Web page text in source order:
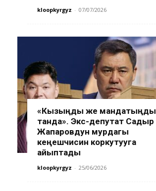
kloopkyrgyz - 07/07/2026
«Кызыңды же мандатыңды
танда». Экс-депутат Садыр
Жапаровдун мурдагы
кеңешчисин коркутууга
айыптады
kloopkyrgyz - 25/06/2026